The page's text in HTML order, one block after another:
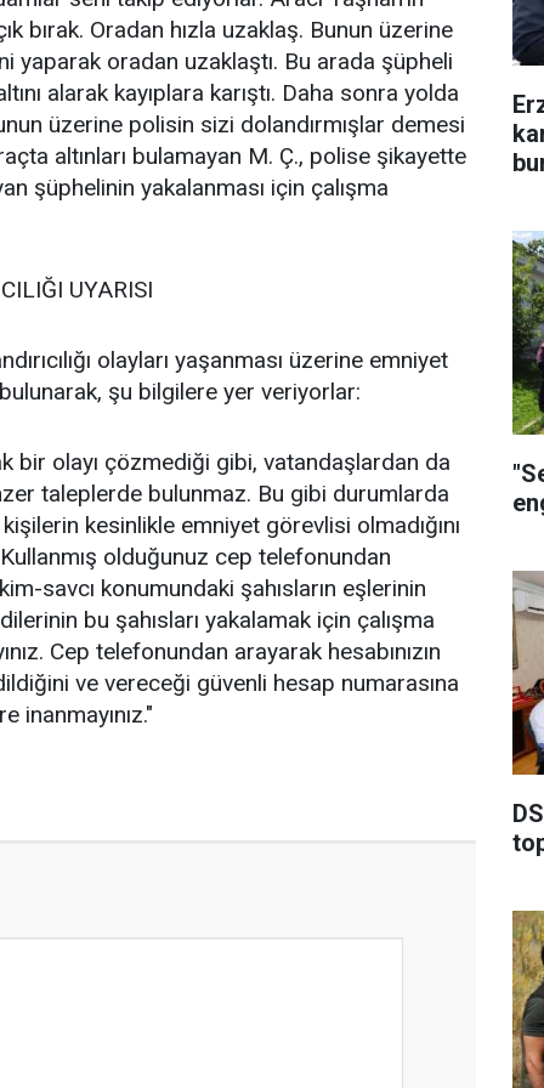
bırak. Oradan hızla uzaklaş. Bunun üzerine
yaparak oradan uzaklaştı. Bu arada şüpheli
alarak kayıplara karıştı. Daha sonra yolda
üzerine polisin sizi dolandırmışlar demesi
altınları bulamayan M. Ç., polise şikayette
şüphelinin yakalanması için çalışma
UYARISI
olayları yaşanması üzerine emniyet
şu bilgilere yer veriyorlar:
bir olayı çözmediği gibi, vatandaşlardan da
taleplerde bulunmaz. Bu gibi durumlarda
kesinlikle emniyet görevlisi olmadığını
olduğunuz cep telefonundan
savcı konumundaki şahısların eşlerinin
bu şahısları yakalamak için çalışma
Cep telefonundan arayarak hesabınızın
ve vereceği güvenli hesap numarasına
inanmayınız."